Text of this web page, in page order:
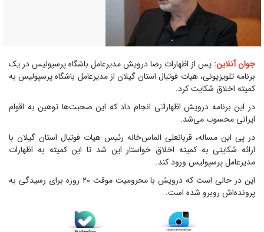
جوان آنلاین: پس از اظهارات رضا درویش مدیرعامل باشگاه پرسپولیس در یک
برنامه تلویزیونی، هیات فوتبال استان گیلان از مدیرعامل باشگاه پرسپولیس به
کمیته اخلاق شکایت کرد.
در این برنامه درویش اظهاراتی انجام داد که این صحبت‌ها توهین به اقوام
ایرانی محسوب می‌شد.
در پی این مساله، قربانعلی الماس‌خاله رئیس هیات فوتبال استان گیلان با
ارائه شکایتی به کمیته اخلاق خواستار این شد تا این کمیته به اظهارات
مدیرعامل پرسپولیس ورود کند.
این در حالی است که درویش با محرومیت موقت ۲۰ روزه برای رسیدگی به
پرونده‌اش روبرو شده است.